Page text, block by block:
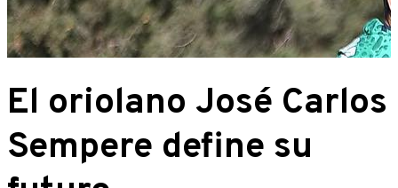
El oriolano José Carlos
Sempere define su